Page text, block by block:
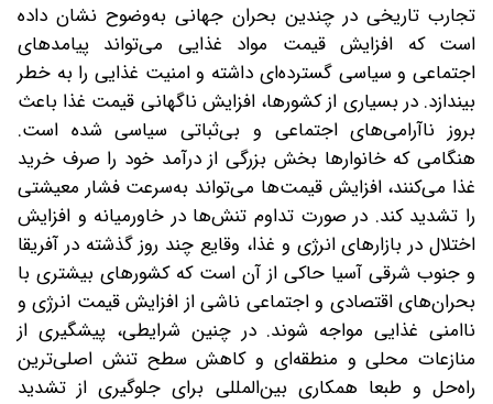
تجارب تاریخی در چندین بحران جهانی به‌وضوح نشان داده
است که افزایش قیمت مواد غذایی می‌تواند پیامدهای
اجتماعی و سیاسی گسترده‌ای داشته و امنیت غذایی را به خطر
بیندازد. در بسیاری از کشورها، افزایش ناگهانی قیمت غذا باعث
بروز ناآرامی‌های اجتماعی و بی‌ثباتی سیاسی شده است.
هنگامی که خانوارها بخش بزرگی از درآمد خود را صرف خرید
غذا می‌کنند، افزایش قیمت‌ها می‌تواند به‌سرعت فشار معیشتی
را تشدید کند. در صورت تداوم تنش‌ها در خاورمیانه و افزایش
اختلال در بازارهای انرژی و غذا، وقایع چند روز گذشته در آفریقا
و جنوب شرقی آسیا حاکی از آن است که کشورهای بیشتری با
بحران‌های اقتصادی و اجتماعی ناشی از افزایش قیمت انرژی و
ناامنی غذایی مواجه شوند. در چنین شرایطی، پیشگیری از
منازعات محلی و منطقه‌ای و کاهش سطح تنش اصلی‌ترین
راه‌حل و طبعا همکاری بین‌المللی برای جلوگیری از تشدید